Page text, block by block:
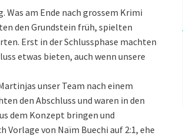
am Ende nach grossem Krimi
den Grundstein früh, spielten
Erst in der Schlussphase machten
etwas bieten, auch wenn unsere
unser Team nach einem
den Abschluss und waren in den
dem Konzept bringen und
Vorlage von Naïm Buechi auf 2:1, ehe